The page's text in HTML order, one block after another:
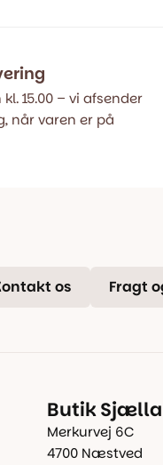
15.00 – vi afsender
når varen er på
os Fragt
Butik
Merkurvej 6C
4700 Næstved